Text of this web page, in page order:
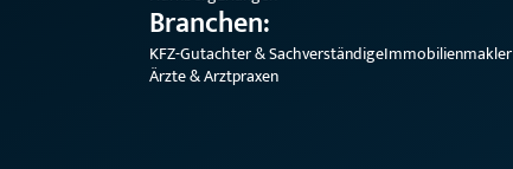
Branchen:
KFZ-Gutachter & SachverständigeImmobilienmakler
Ärzte & Arztpraxen